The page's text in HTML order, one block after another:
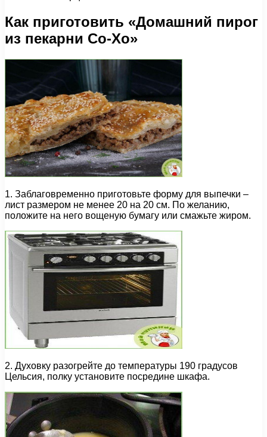
Как приготовить «Домашний пирог
из пекарни Со-Хо»
1. Заблаговременно приготовьте форму для выпечки –
лист размером не менее 20 на 20 см. По желанию,
положите на него вощеную бумагу или смажьте жиром.
2. Духовку разогрейте до температуры 190 градусов
Цельсия, полку установите посредине шкафа.